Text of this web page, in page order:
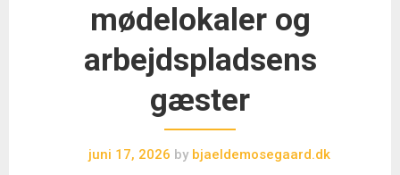
mødelokaler og
arbejdspladsens
gæster
juni 17, 2026 bybjaeldemosegaard.dk